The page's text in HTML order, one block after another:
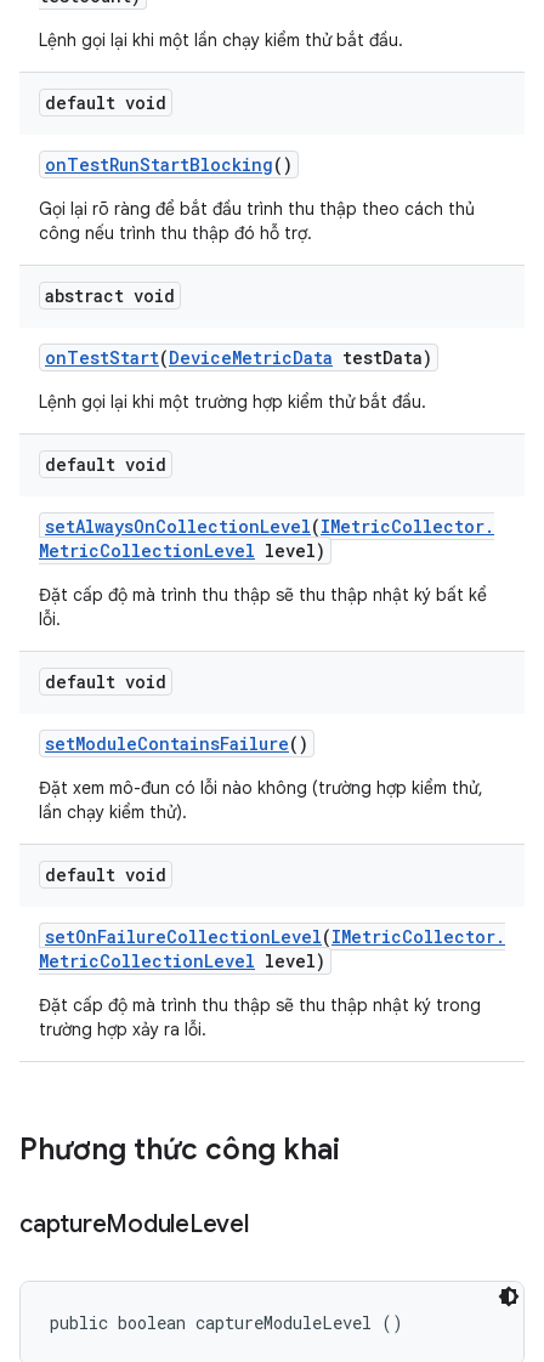
Lệnh gọi lại khi một lần chạy kiểm thử bắt đầu.
default void
onTestRunStartBlocking()
Gọi lại rõ ràng để bắt đầu trình thu thập theo cách thủ
công nếu trình thu thập đó hỗ trợ.
abstract void
onTestStart(DeviceMetricData testData)
Lệnh gọi lại khi một trường hợp kiểm thử bắt đầu.
default void
setAlwaysOnCollectionLevel(IMetricCollector.
MetricCollectionLevel level)
Đặt cấp độ mà trình thu thập sẽ thu thập nhật ký bất kể
lỗi.
default void
setModuleContainsFailure()
Đặt xem mô-đun có lỗi nào không (trường hợp kiểm thử,
lần chạy kiểm thử).
default void
setOnFailureCollectionLevel(IMetricCollector.
MetricCollectionLevel level)
Đặt cấp độ mà trình thu thập sẽ thu thập nhật ký trong
trường hợp xảy ra lỗi.
Phương thức công khai
captureModuleLevel
public boolean captureModuleLevel ()